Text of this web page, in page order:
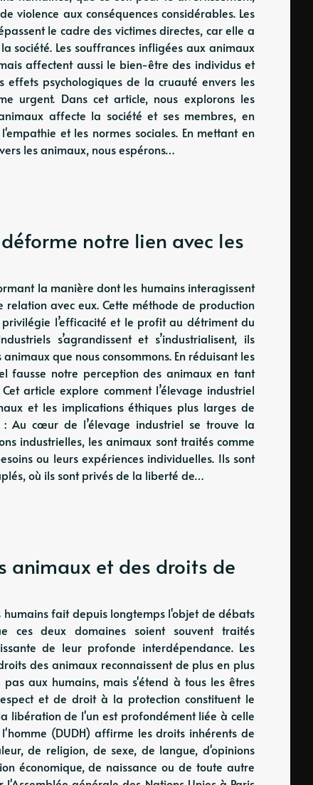
violence aux conséquences considérables. Les
le cadre des victimes directes, car elle a
société. Les souffrances infligées aux animaux
affectent aussi le bien-être des individus et
effets psychologiques de la cruauté envers les
urgent. Dans cet article, nous explorons les
affecte la société et ses membres, en
et les normes sociales. En mettant en
les animaux, nous espérons…
notre lien avec les
la manière dont les humains interagissent
avec eux. Cette méthode de production
l’efficacité et le profit au détriment du
s’agrandissent et s’industrialisent, ils
que nous consommons. En réduisant les
fausse notre perception des animaux en tant
article explore comment l’élevage industriel
et les implications éthiques plus larges de
Au cœur de l’élevage industriel se trouve la
industrielles, les animaux sont traités comme
ou leurs expériences individuelles. Ils sont
où ils sont privés de la liberté de…
animaux et des droits de
fait depuis longtemps l'objet de débats
ces deux domaines soient souvent traités
de leur profonde interdépendance. Les
des animaux reconnaissent de plus en plus
aux humains, mais s'étend à tous les êtres
et de droit à la protection constituent le
libération de l'un est profondément liée à celle
(DUDH) affirme les droits inhérents de
de religion, de sexe, de langue, d'opinions
économique, de naissance ou de toute autre